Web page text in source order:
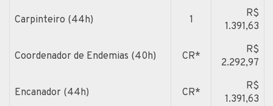
Carpinteiro (44h) 1
R$
1.391,63
Coordenador de Endemias (40h) CR*
R$
2.292,97
Encanador (44h) CR*
R$
1.391,63